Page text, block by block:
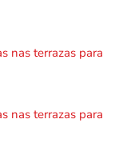
nas terrazas para
nas terrazas para